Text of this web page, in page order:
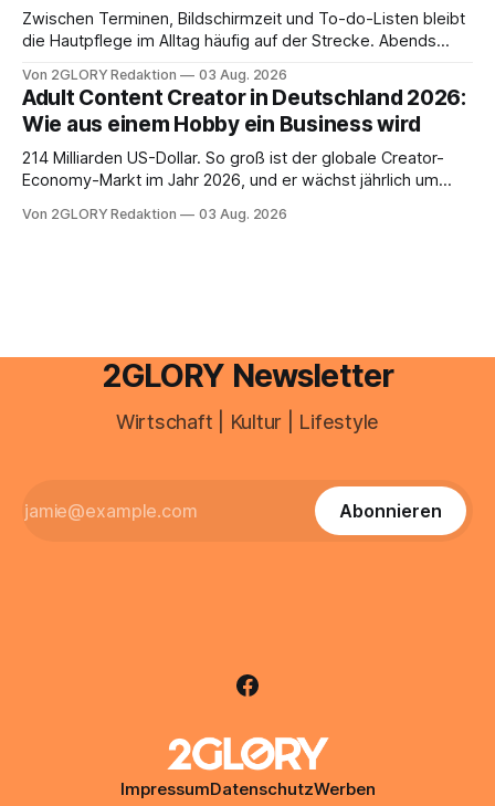
Zwischen Terminen, Bildschirmzeit und To-do-Listen bleibt
die Hautpflege im Alltag häufig auf der Strecke. Abends
Drogerie – mehr ist zeitlich oft nicht drin. Dabei reagiert die
Haut empfindlich auf Stress, Schlafmangel und
Umwelteinflüsse: Sie wirkt müde, spannt oder neigt zu
Unreinheiten. Professionelle
Von 2GLORY Redaktion 03 Aug. 2026
Adult Content Creator in Deutschland 2026:
Wie aus einem Hobby ein Business wird
214 Milliarden US-Dollar. So groß ist der globale Creator-
Economy-Markt im Jahr 2026, und er wächst jährlich um
ist längst ein ernstzunehmender Wirtschaftszweig. Weltweit
Von 2GLORY Redaktion 03 Aug. 2026
2GLORY Newsletter
Wirtschaft | Kultur | Lifestyle
Abonnieren
ImpressumDatenschutzWerben